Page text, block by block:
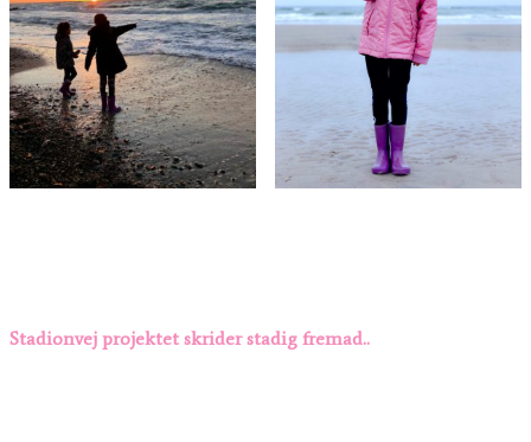
Stadionvej projektet skrider stadig fremad..